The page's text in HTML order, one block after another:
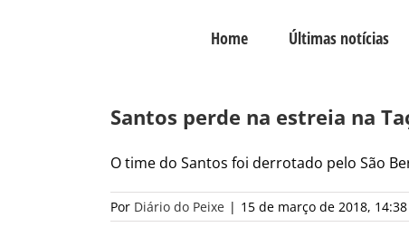
Home Últimas notícias
Santos perde na estreia na
O time do Santos foi derrotado pelo São
Por Diário do Peixe | 15 de março de 2018, 14:38